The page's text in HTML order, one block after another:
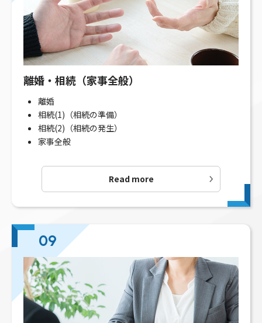
離婚・相続（家事全般）
離婚
相続(1)（相続の準備）
相続(2)（相続の発生）
家事全般
Read more
09